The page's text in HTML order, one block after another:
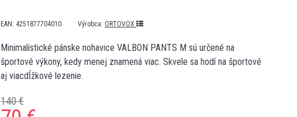
EAN: 4251877704010 Výrobca: ORTOVOX
Minimalistické pánske nohavice VALBON PANTS M sú určené na
športové výkony, kedy menej znamená viac. Skvele sa hodí na športové
aj viacdĺžkové lezenie.
140 €